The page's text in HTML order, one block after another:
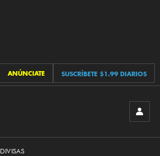
ANÚNCIATE SUSCRÍBETE $1.99 DIARIOS
DIVISAS